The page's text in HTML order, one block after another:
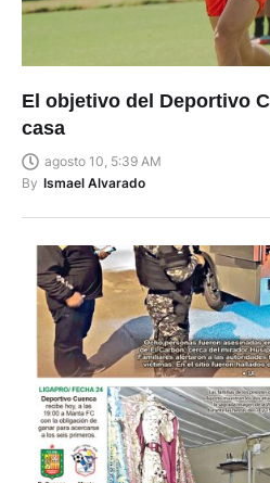
El objetivo del Deportivo
casa
agosto 10, 5:39 AM
By Ismael Alvarado